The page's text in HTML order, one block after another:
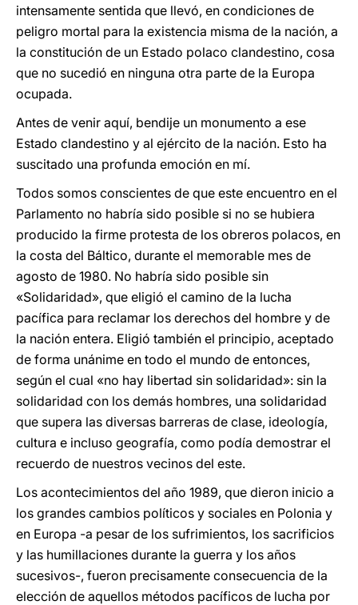
intensamente sentida que llevó, en condiciones de
peligro mortal para la existencia misma de la nación, a
la constitución de un Estado polaco clandestino, cosa
que no sucedió en ninguna otra parte de la Europa
ocupada.
Antes de venir aquí, bendije un monumento a ese
Estado clandestino y al ejército de la nación. Esto ha
suscitado una profunda emoción en mí.
Todos somos conscientes de que este encuentro en el
Parlamento no habría sido posible si no se hubiera
producido la firme protesta de los obreros polacos, en
la costa del Báltico, durante el memorable mes de
agosto de 1980. No habría sido posible sin
«Solidaridad», que eligió el camino de la lucha
pacífica para reclamar los derechos del hombre y de
la nación entera. Eligió también el principio, aceptado
de forma unánime en todo el mundo de entonces,
según el cual «no hay libertad sin solidaridad»: sin la
solidaridad con los demás hombres, una solidaridad
que supera las diversas barreras de clase, ideología,
cultura e incluso geografía, como podía demostrar el
recuerdo de nuestros vecinos del este.
Los acontecimientos del año 1989, que dieron inicio a
los grandes cambios políticos y sociales en Polonia y
en Europa -a pesar de los sufrimientos, los sacrificios
y las humillaciones durante la guerra y los años
sucesivos-, fueron precisamente consecuencia de la
elección de aquellos métodos pacíficos de lucha por